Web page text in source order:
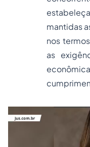
mantidas
nos
as